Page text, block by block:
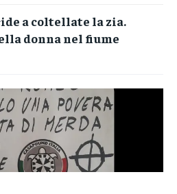
a coltellate la zia.
donna nel fiume